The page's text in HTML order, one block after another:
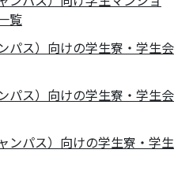
覧
パス）向けの学生寮・学生会
パス）向けの学生寮・学生会
ンパス）向けの学生寮・学生